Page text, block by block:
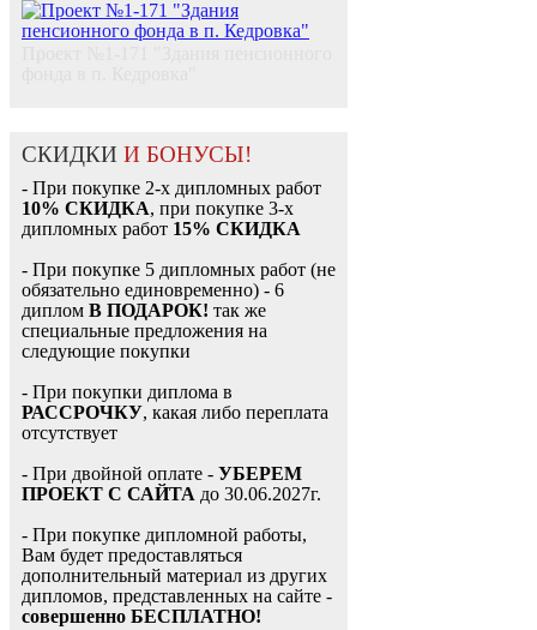
СКИДКИ И БОНУСЫ!
- При покупке 2-х дипломных работ
10% СКИДКА, при покупке 3-х
дипломных работ 15% СКИДКА
- При покупке 5 дипломных работ (не
обязательно единовременно) - 6
диплом В ПОДАРОК! так же
специальные предложения на
следующие покупки
- При покупки диплома в
РАССРОЧКУ, какая либо переплата
отсутствует
- При двойной оплате - УБЕРЕМ
ПРОЕКТ С САЙТА до 30.06.2027г.
- При покупке дипломной работы,
Вам будет предоставляться
дополнительный материал из других
дипломов, представленных на сайте -
совершенно БЕСПЛАТНО!